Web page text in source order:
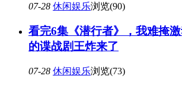
07-28 休闲娱乐浏览(90)
看完6集《潜行者》，我难掩
的谍战剧王炸来了
07-28 休闲娱乐浏览(73)